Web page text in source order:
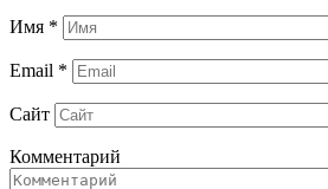
Имя *
Email *
Сайт
Комментарий